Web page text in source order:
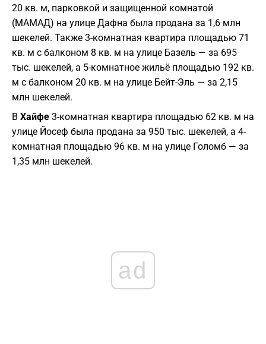
20 кв. м, парковкой и защищенной комнатой
(МАМАД) на улице Дафна была продана за 1,6 млн
шекелей. Также 3-комнатная квартира площадью 71
кв. м с балконом 8 кв. м на улице Базель — за 695
тыс. шекелей, а 5-комнатное жильё площадью 192 кв.
м с балконом 20 кв. м на улице Бейт-Эль — за 2,15
млн шекелей.
В Хайфе 3-комнатная квартира площадью 62 кв. м на
улице Йосеф была продана за 950 тыс. шекелей, а 4-
комнатная площадью 96 кв. м на улице Голомб — за
1,35 млн шекелей.
ad